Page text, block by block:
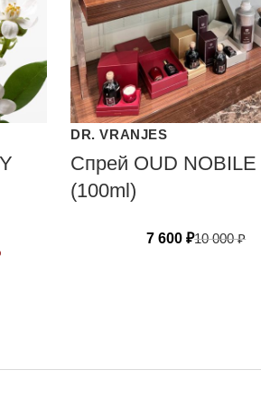
DR. VRANJES
Спрей OUD NOBILE
(100ml)
7 600₽10 000₽